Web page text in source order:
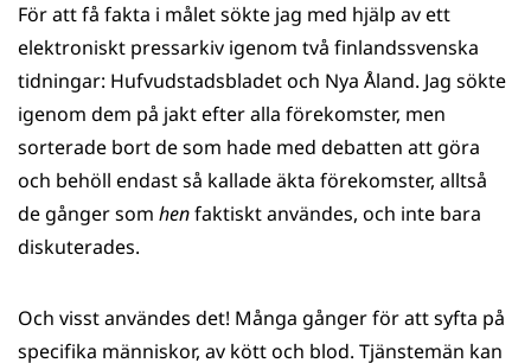
För att få fakta i målet sökte jag med hjälp av ett
elektroniskt pressarkiv igenom två finlandssvenska
tidningar: Hufvudstadsbladet och Nya Åland. Jag sökte
igenom dem på jakt efter alla förekomster, men
sorterade bort de som hade med debatten att göra
och behöll endast så kallade äkta förekomster, alltså
de gånger som henfaktiskt användes, och inte bara
diskuterades.
Och visst användes det! Många gånger för att syfta på
specifika människor, av kött och blod. Tjänstemän kan